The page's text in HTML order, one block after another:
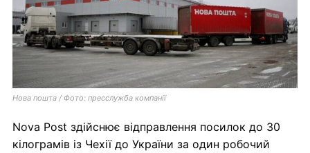
Нова пошта / Фото: пресслужба компанії
Nova Post здійснює відправлення посилок до 30
кілограмів із Чехії до України за один робочий